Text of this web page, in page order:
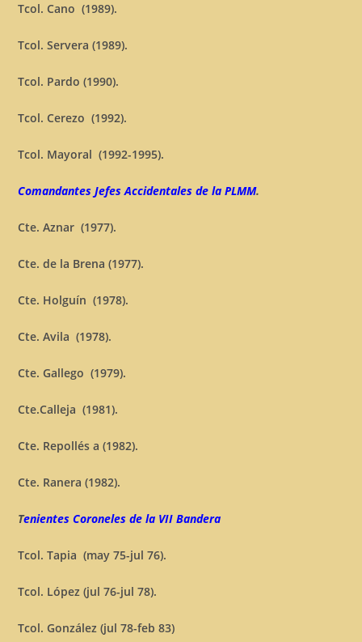
Tcol. Cano (1989).
Tcol. Servera (1989).
Tcol. Pardo (1990).
Tcol. Cerezo (1992).
Tcol. Mayoral (1992-1995).
Comandantes Jefes Accidentales de la PLMM.
Cte. Aznar (1977).
Cte. de la Brena (1977).
Cte. Holguín (1978).
Cte. Avila (1978).
Cte. Gallego (1979).
Cte.Calleja (1981).
Cte. Repollés a (1982).
Cte. Ranera (1982).
Tenientes Coroneles de la VII Bandera
Tcol. Tapia (may 75-jul 76).
Tcol. López (jul 76-jul 78).
Tcol. González (jul 78-feb 83)